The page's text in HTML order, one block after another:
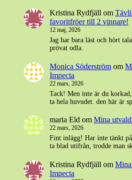
Kristina Rydfjäll om
favoritfröer till 2 vinnare!
12 maj, 2026
Jag har bara läst och hört
prövat odla.
Monica Söderström om
Impecta
22 mars, 2026
Tack! Men inte är du
ta hela huvudet. den här är
maria Eld om Mina
22 mars, 2026
Fint inlägg! Har inte tänkt
ta blad utifrån, trodde man
Kristina Rydfjäll om
Impecta